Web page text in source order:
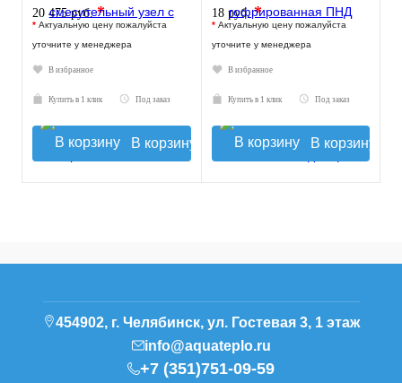
20 475 руб.*
* Актуальную цену пожалуйста
уточните у менеджера
В избранное
Купить в 1 клик Под заказ
В корзину
18 руб.*
* Актуальную цену пожалуйста
уточните у менеджера
В избранное
Купить в 1 клик Под заказ
В корзину
454902, г. Челябинск, ул. Гостевая 3, 1 этаж
info@aquateplo.ru
+7 (351)751-09-59